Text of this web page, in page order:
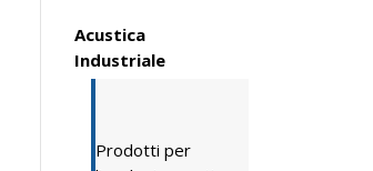
Acustica
Industriale
Prodotti per